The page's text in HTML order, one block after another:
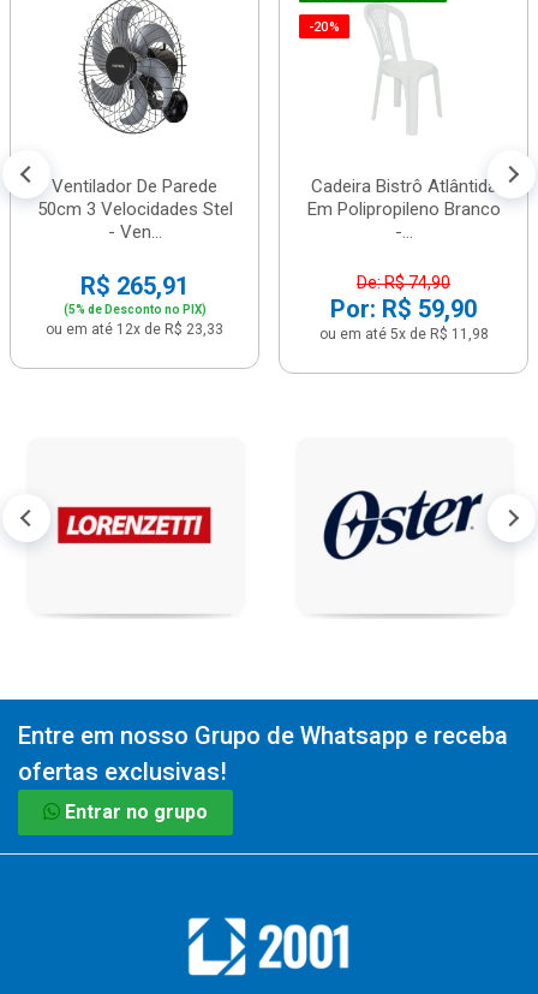
Ventilador De Parede
50cm 3 Velocidades Stel
- Ven...
R$ 265,91
(5% de Desconto no PIX)
ou em até 12x de R$ 23,33
-20%
Cadeira Bistrô Atlântida
Em Polipropileno Branco
-...
De: R$ 74,90
Por: R$ 59,90
ou em até 5x de R$ 11,98
Entre em nosso Grupo de Whatsapp e receba
ofertas exclusivas!
Entrar no grupo